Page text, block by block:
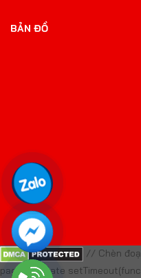
BẢN ĐỒ
// Chèn
page template